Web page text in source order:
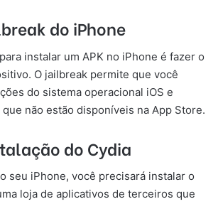
do iPhone
instalar um APK no iPhone é fazer o
O jailbreak permite que você
do sistema operacional iOS e
não estão disponíveis na App Store.
do Cydia
seu iPhone, você precisará instalar o
loja de aplicativos de terceiros que